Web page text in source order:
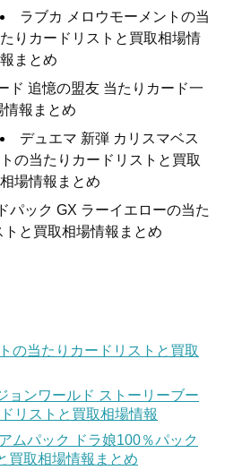
ラブカ メロウモーメントの当
たりカードリストと買取相場情
報まとめ
ド 追憶の盟友 当たりカード一
情報まとめ
デュエマ 新弾 カリスマベス
トの当たりカードリストと買取
相場情報まとめ
パック GX ラーイエローの当た
トと買取相場情報まとめ
の当たりカードリストと買取
ョンワールド ストーリーブー
リストと買取相場情報
ムパック ドラ娘100％パック
買取相場情報まとめ